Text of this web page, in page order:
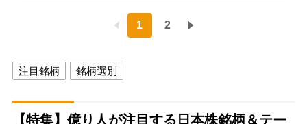
1 2
注目銘柄 銘柄選別
【特集】億り人が注目する日本株銘柄＆テー